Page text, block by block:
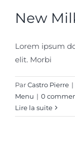
New
Lorem ipsum
elit. Morbi
ParCastro Pierre |
Menu | 0
Lire la suite